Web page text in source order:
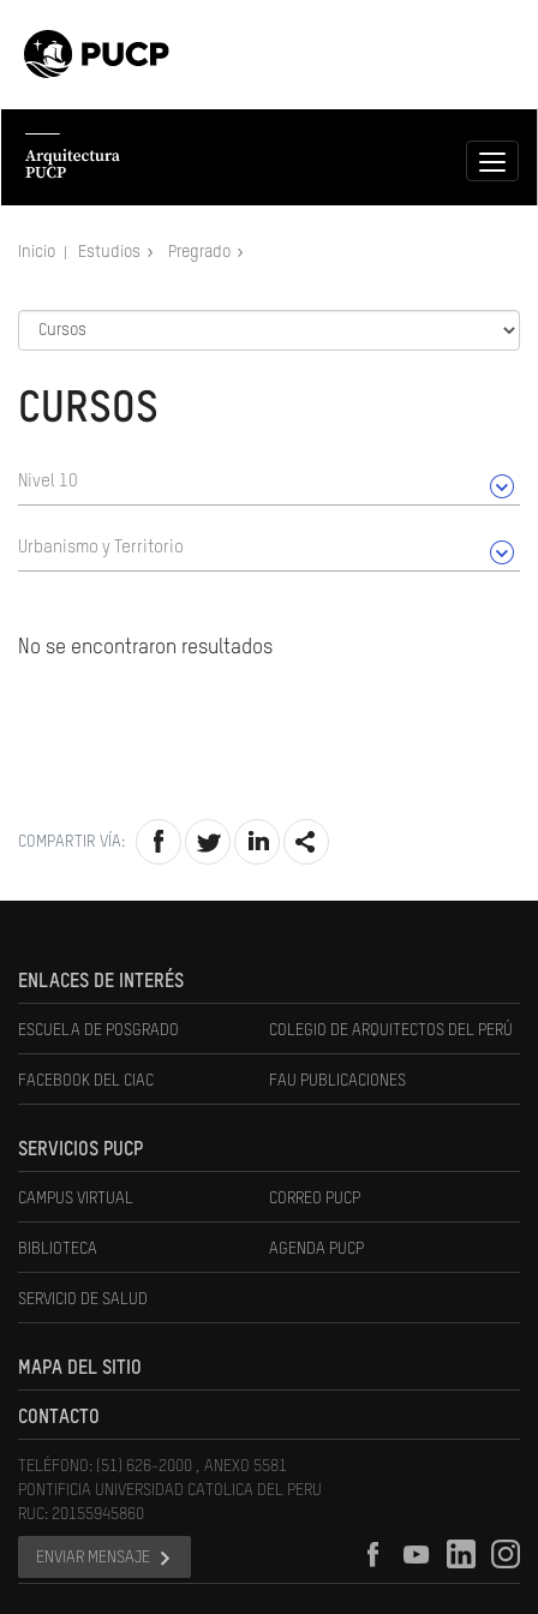
Inicio Estudios Pregrado
CURSOS
Nivel 10
Urbanismo y Territorio
No se encontraron resultados
COMPARTIR VÍA:
ENLACES DE INTERÉS
ESCUELA DE POSGRADO COLEGIO DE ARQUITECTOS DEL PERÚ
FACEBOOK DEL CIAC FAU PUBLICACIONES
SERVICIOS PUCP
CAMPUS VIRTUAL CORREO PUCP
BIBLIOTECA AGENDA PUCP
SERVICIO DE SALUD
MAPA DEL SITIO
CONTACTO
TELÉFONO: (51) 626-2000 , ANEXO 5581
PONTIFICIA UNIVERSIDAD CATOLICA DEL PERU
RUC: 20155945860
ENVIAR MENSAJE